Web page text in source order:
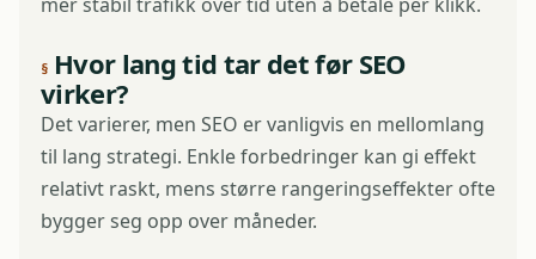
Hvor lang tid tar det før SEO
virker?
Det varierer, men SEO er vanligvis en mellomlang
til lang strategi. Enkle forbedringer kan gi effekt
relativt raskt, mens større rangeringseffekter ofte
bygger seg opp over måneder.